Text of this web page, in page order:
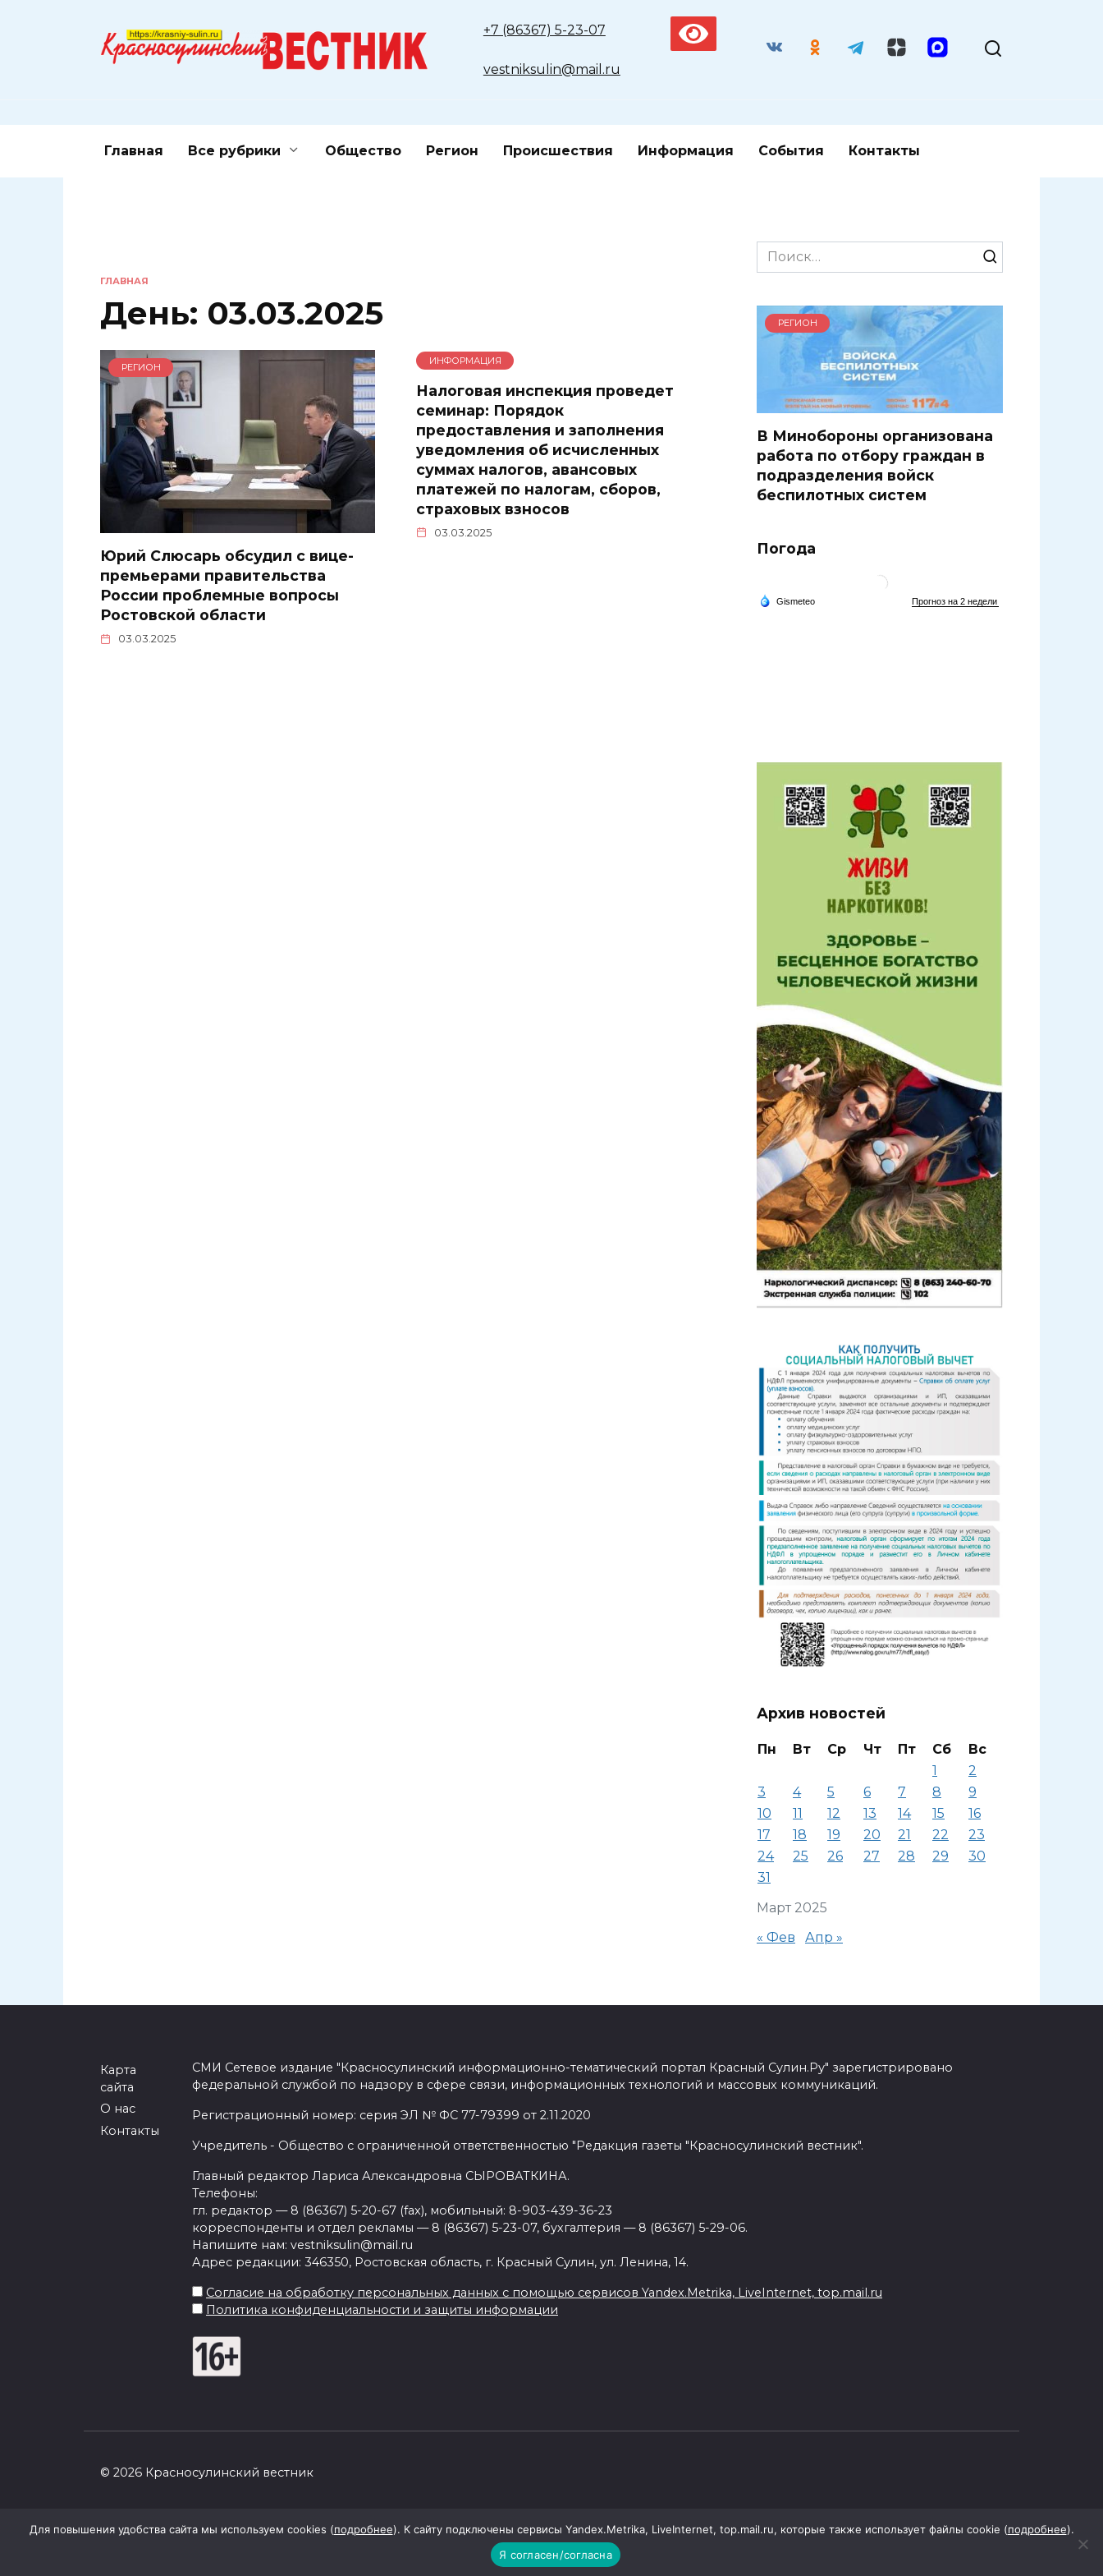
+7 (86367) 5-23-07
vestniksulin@mail.ru
Главная Все рубрики Общество Регион Происшествия Информация События Контакты
ГЛАВНАЯ
День: 03.03.2025
РЕГИОН
Юрий Слюсарь обсудил с вице-
премьерами правительства
России проблемные вопросы
Ростовской области
03.03.2025
ИНФОРМАЦИЯ
Налоговая инспекция проведет
семинар: Порядок
предоставления и заполнения
уведомления об исчисленных
суммах налогов, авансовых
платежей по налогам, сборов,
страховых взносов
03.03.2025
Search
for:
РЕГИОН
В Минобороны организована
работа по отбору граждан в
подразделения войск
беспилотных систем
Погода
Архив новостей
Март 2025
Пн Вт Ср Чт Пт Сб
Вс
1
2
3
4 5 6 7 8
9
10
11 12 13 14 15
16
17
18 19 20 21 22
23
24
25 26 27 28 29
30
31
« Фев Апр »
Карта
сайта
О нас
Контакты
СМИ Сетевое издание "Красносулинский информационно-тематический портал Красный Сулин.Ру" зарегистрировано
федеральной службой по надзору в сфере связи, информационных технологий и массовых коммуникаций.
Регистрационный номер: серия ЭЛ № ФС 77-79399 от 2.11.2020
Учредитель - Общество с ограниченной ответственностью "Редакция газеты "Красносулинский вестник".
Главный редактор Лариса Александровна СЫРОВАТКИНА.
Телефоны:
гл. редактор — 8 (86367) 5-20-67 (fax), мобильный: 8-903-439-36-23
корреспонденты и отдел рекламы — 8 (86367) 5-23-07, бухгалтерия — 8 (86367) 5-29-06.
Напишите нам: vestniksulin@mail.ru
Адрес редакции: 346350, Ростовская область, г. Красный Сулин, ул. Ленина, 14.
Согласие на обработку персональных данных с помощью сервисов Yandex.Metrika, LiveInternet, top.mail.ru
Политика конфиденциальности и защиты информации
© 2026 Красносулинский вестник
Для повышения удобства сайта мы используем cookies (подробнее). К сайту подключены сервисы Yandex.Metrika, LiveInternet, top.mail.ru, которые также использует файлы cookie (подробнее).
Я согласен/согласна